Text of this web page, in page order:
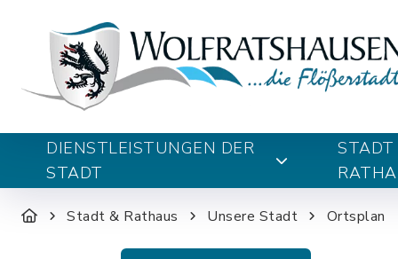
DIENSTLEISTUNGEN DER
STADT
STADT
Stadt & Rathaus Unsere Stadt Ortsplan